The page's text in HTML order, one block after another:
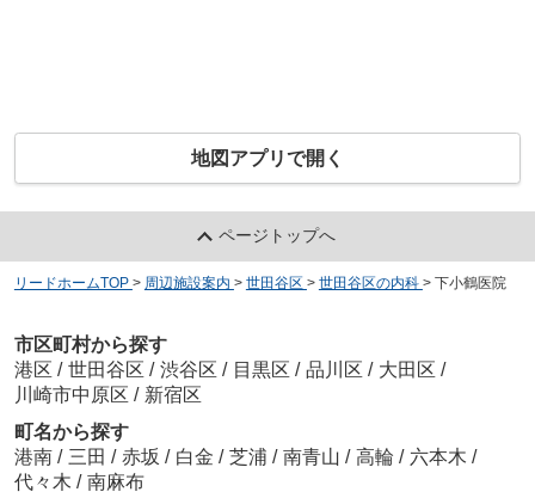
地図アプリで開く
ページトップへ
リードホームTOP > 周辺施設案内 > 世田谷区 > 世田谷区の内科 > 下小鶴医院
市区町村から探す
港区 / 世田谷区 / 渋谷区 / 目黒区 / 品川区 / 大田区 /
川崎市中原区 / 新宿区
町名から探す
港南 / 三田 / 赤坂 / 白金 / 芝浦 / 南青山 / 高輪 / 六本木 /
代々木 / 南麻布